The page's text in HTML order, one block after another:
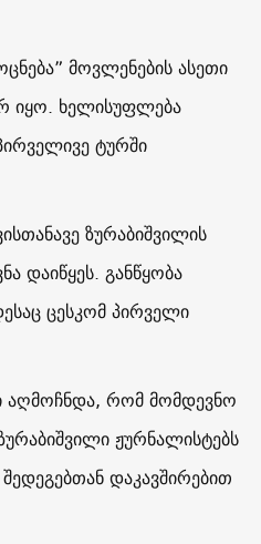
მოვლენების ასეთი
იყო. ხელისუფლება
ტურში
ზურაბიშვილის
დაიწყეს. განწყობა
ცესკომ პირველი
რომ მომდევნო
ჟურნალისტებს
დაკავშირებით